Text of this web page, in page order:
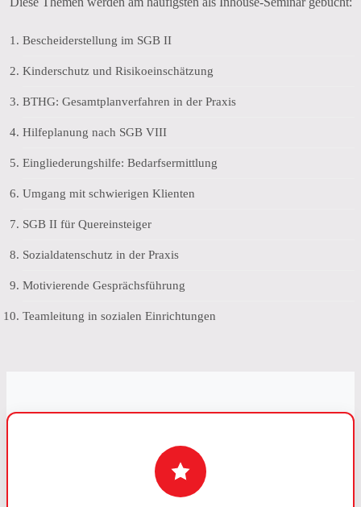
Bescheiderstellung im SGB II
Kinderschutz und Risikoeinschätzung
BTHG: Gesamtplanverfahren in der Praxis
Hilfeplanung nach SGB VIII
Eingliederungshilfe: Bedarfsermittlung
Umgang mit schwierigen Klienten
SGB II für Quereinsteiger
Sozialdatenschutz in der Praxis
Motivierende Gesprächsführung
Teamleitung in sozialen Einrichtungen